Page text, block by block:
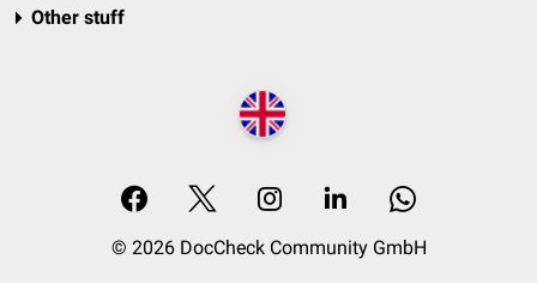
Other stuff
© 2026 DocCheck Community GmbH